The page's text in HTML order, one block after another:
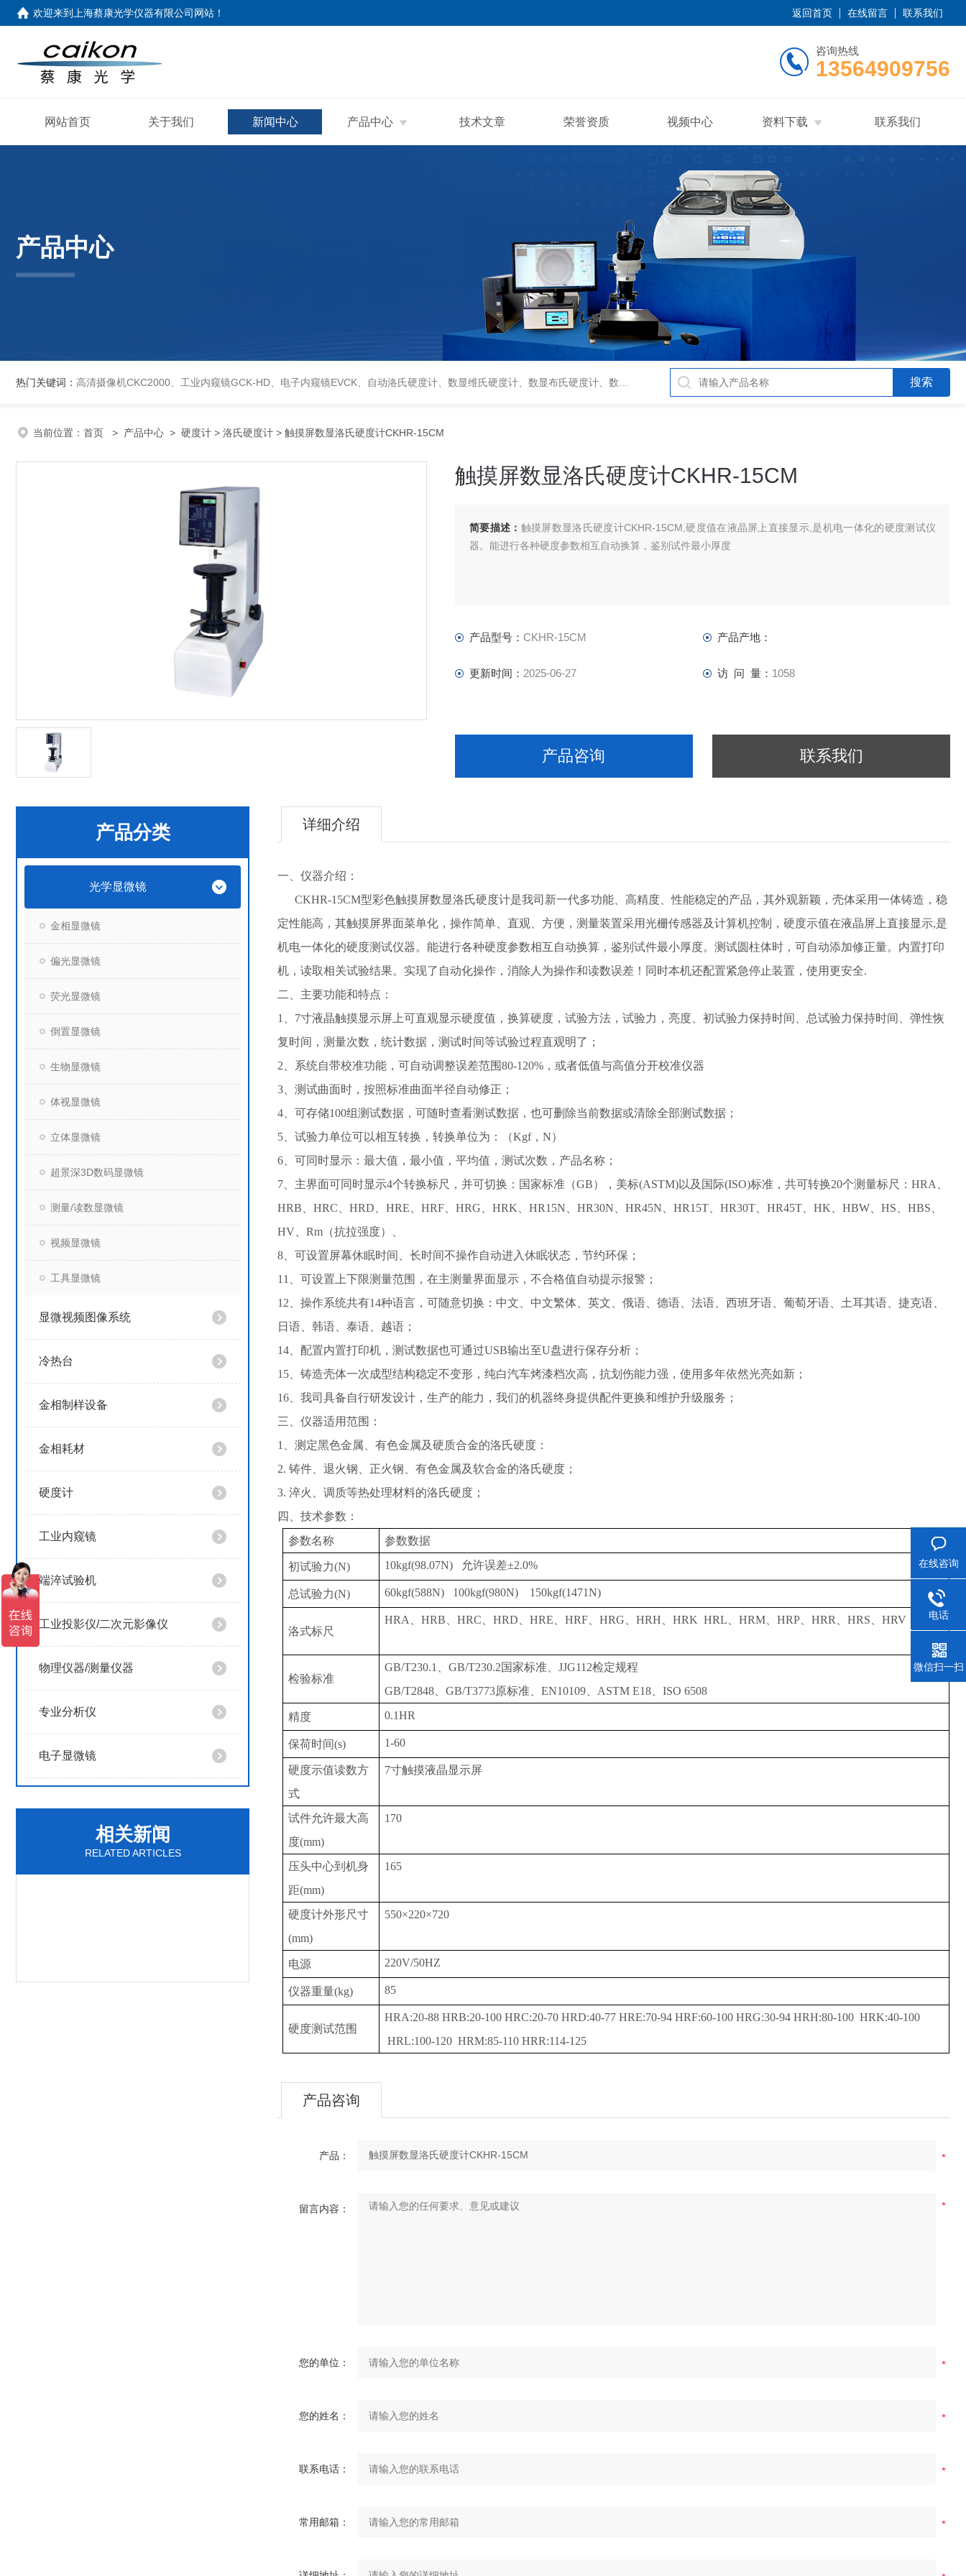
欢迎来到 上海蔡康光学仪器有限公司网站 ！ 返回首页 在线留言 联系我们
咨询热线
13564909756
网站首页 关于我们 新闻中心 产品中心 技术文章 荣誉资质 视频中心 资料下载 联系我们
产品中心
热门关键词： 高清摄像机CKC2000、工业内窥镜GCK-HD、电子内窥镜EVCK、自动洛氏硬度计、数显维氏硬度计、数显布氏硬度计、数显维氏硬度计、液晶自动淬火试验机CK-IV-2、倒置金相显微镜DMM-480C、透反射偏光显微镜XPF-550C、倒置生物显微镜XDS-800C、荧光显微镜DFM-66C、体视显微镜XTL-3400C、金相抛光机PG-2A、金相预磨机YM-2A、金相切割机QG-4A、金相镶嵌机XQ-1、自动金相磨抛机YMPZ-2、金相磨平机MPJ-25
当前位置： 首页 > 产品中心 > 硬度计 > 洛氏硬度计 > 触摸屏数显洛氏硬度计CKHR-15CM
触摸屏数显洛氏硬度计CKHR-15CM
简要描述： 触摸屏数显洛氏硬度计CKHR-15CM,硬度值在液晶屏上直接显示,是机电一体化的硬度测试仪
器。能进行各种硬度参数相互自动换算，鉴别试件最小厚度
产品型号： CKHR-15CM 产品产地：
更新时间： 2025-06-27 访 问 量： 1058
产品咨询 联系我们
产品分类
光学显微镜
金相显微镜
偏光显微镜
荧光显微镜
倒置显微镜
生物显微镜
体视显微镜
立体显微镜
超景深3D数码显微镜
测量/读数显微镜
视频显微镜
工具显微镜
显微视频图像系统
冷热台
金相制样设备
金相耗材
硬度计
工业内窥镜
端淬试验机
工业投影仪/二次元影像仪
物理仪器/测量仪器
专业分析仪
电子显微镜
相关新闻
RELATED ARTICLES
详细介绍
一、仪器介绍：
CKHR-15CM型彩色触摸屏数显洛氏硬度计是我司新一代多功能、高精度、性能稳定的产品，其外观新颖，壳体采用一体铸造，稳
定性能高，其触摸屏界面菜单化，操作简单、直观、方便，测量装置采用光栅传感器及计算机控制，硬度示值在液晶屏上直接显示,是
机电一体化的硬度测试仪器。能进行各种硬度参数相互自动换算，鉴别试件最小厚度。测试圆柱体时，可自动添加修正量。内置打印
机，读取相关试验结果。实现了自动化操作，消除人为操作和读数误差！同时本机还配置紧急停止装置，使用更安全.
二、主要功能和特点：
1、7寸液晶触摸显示屏上可直观显示硬度值，换算硬度，试验方法，试验力，亮度、初试验力保持时间、总试验力保持时间、弹性恢
复时间，测量次数，统计数据，测试时间等试验过程直观明了；
2、系统自带校准功能，可自动调整误差范围80-120%，或者低值与高值分开校准仪器
3、测试曲面时，按照标准曲面半径自动修正；
4、可存储100组测试数据，可随时查看测试数据，也可删除当前数据或清除全部测试数据；
5、试验力单位可以相互转换，转换单位为：（Kgf，N）
6、可同时显示：最大值，最小值，平均值，测试次数，产品名称；
7、主界面可同时显示4个转换标尺，并可切换：国家标准（GB），美标(ASTM)以及国际(ISO)标准，共可转换20个测量标尺：HRA、
HRB、HRC、HRD、HRE、HRF、HRG、HRK、HR15N、HR30N、HR45N、HR15T、HR30T、HR45T、HK、HBW、HS、HBS、
HV、Rm（抗拉强度）、
8、可设置屏幕休眠时间、长时间不操作自动进入休眠状态，节约环保；
11、可设置上下限测量范围，在主测量界面显示，不合格值自动提示报警；
12、操作系统共有14种语言，可随意切换：中文、中文繁体、英文、俄语、德语、法语、西班牙语、葡萄牙语、土耳其语、捷克语、
日语、韩语、泰语、越语；
14、配置内置打印机，测试数据也可通过USB输出至U盘进行保存分析；
15、铸造壳体一次成型结构稳定不变形，纯白汽车烤漆档次高，抗划伤能力强，使用多年依然光亮如新；
16、我司具备自行研发设计，生产的能力，我们的机器终身提供配件更换和维护升级服务；
三、仪器适用范围：
1、测定黑色金属、有色金属及硬质合金的洛氏硬度：
2. 铸件、退火钢、正火钢、有色金属及软合金的洛氏硬度；
3. 淬火、调质等热处理材料的洛氏硬度；
四、技术参数：
参数名称
参数数据
初试验力(N) 10kgf(98.07N) 允许误差±2.0%
总试验力(N) 60kgf(588N) 100kgf(980N) 150kgf(1471N)
洛式标尺
HRA、HRB、HRC、HRD、HRE、HRF、HRG、HRH、HRK HRL、HRM、HRP、HRR、HRS、HRV
检验标准
GB/T230.1、GB/T230.2国家标准、JJG112检定规程
GB/T2848、GB/T3773原标准、EN10109、ASTM E18、ISO 6508
精度 0.1HR
保荷时间(s) 1-60
硬度示值读数方
式
7寸触摸液晶显示屏
试件允许最大高
度(mm)
170
压头中心到机身
距(mm)
165
硬度计外形尺寸
(mm)
550×220×720
电源 220V/50HZ
仪器重量(kg) 85
硬度测试范围
HRA:20-88 HRB:20-100 HRC:20-70 HRD:40-77 HRE:70-94 HRF:60-100 HRG:30-94 HRH:80-100 HRK:40-100
HRL:100-120 HRM:85-110 HRR:114-125
产品咨询
产品：
留言内容：
您的单位：
您的姓名：
联系电话：
常用邮箱：
在线咨询
电话
微信扫一扫